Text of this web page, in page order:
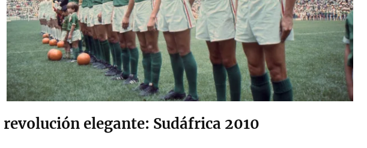
revolución elegante: Sudáfrica 2010